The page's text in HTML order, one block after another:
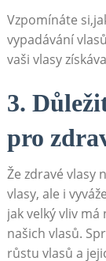
Vzpomínáte
⁢vypadávání
vaši vlasy
3.
pro
Že ‌zdravé vlasy
vlasy, ale i
jak velký vliv
našich vlasů.
růstu vlasů a